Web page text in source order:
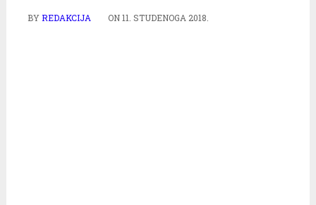
BYREDAKCIJA ON11. STUDENOGA 2018.